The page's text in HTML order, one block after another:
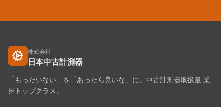
株式会社
日本中古計測器
「もったいない」を「あったら良いな」に。中古計測器取扱量 業
界トップクラス。